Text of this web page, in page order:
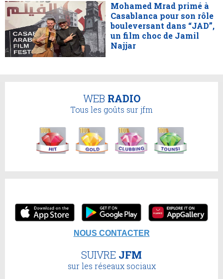
Mohamed Mrad primé à
Casablanca pour son rôle
bouleversant dans “JAD”,
un film choc de Jamil
Najjar
WEB RADIO
Tous les goûts sur jfm
NOUS CONTACTER
SUIVRE JFM
sur les réseaux sociaux